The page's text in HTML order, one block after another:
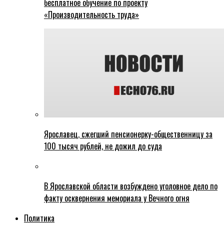
бесплатное обучение по проекту
«Производительность труда»
Ярославец, сжегший пенсионерку-общественницу за
100 тысяч рублей, не дожил до суда
В Ярославской области возбуждено уголовное дело по
факту осквернения мемориала у Вечного огня
Политика